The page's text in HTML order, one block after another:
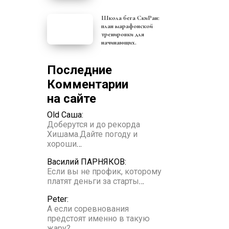
Школа бега СкиРан:
план марафонской
тренировки для
начинающих.
Последние
Комментарии
на сайте
Old Саша:
Доберутся и до рекорда
Хишама.Дайте погоду и
хороши…
Василий ПАРНЯКОВ:
Если вы не профик, которому
платят деньги за старты…
Peter:
А если соревнования
предстоят именно в такую